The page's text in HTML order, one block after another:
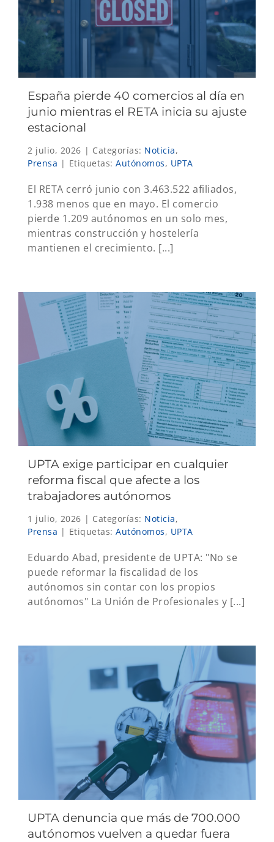
España pierde 40 comercios al día en
junio mientras el RETA inicia su ajuste
estacional
2 julio, 2026 | Categorías: Noticia,
Prensa | Etiquetas: Autónomos, UPTA
El RETA cerró junio con 3.463.522 afiliados,
1.938 menos que en mayo. El comercio
pierde 1.209 autónomos en un solo mes,
mientras construcción y hostelería
mantienen el crecimiento. [...]
UPTA exige participar en cualquier
reforma fiscal que afecte a los
trabajadores autónomos
1 julio, 2026 | Categorías: Noticia,
Prensa | Etiquetas: Autónomos, UPTA
Eduardo Abad, presidente de UPTA: "No se
puede reformar la fiscalidad de los
autónomos sin contar con los propios
autónomos" La Unión de Profesionales y [...]
UPTA denuncia que más de 700.000
autónomos vuelven a quedar fuera